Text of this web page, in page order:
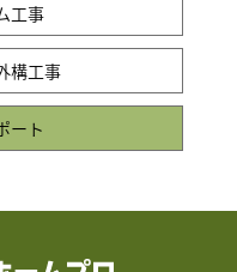
工事
構工事
ート